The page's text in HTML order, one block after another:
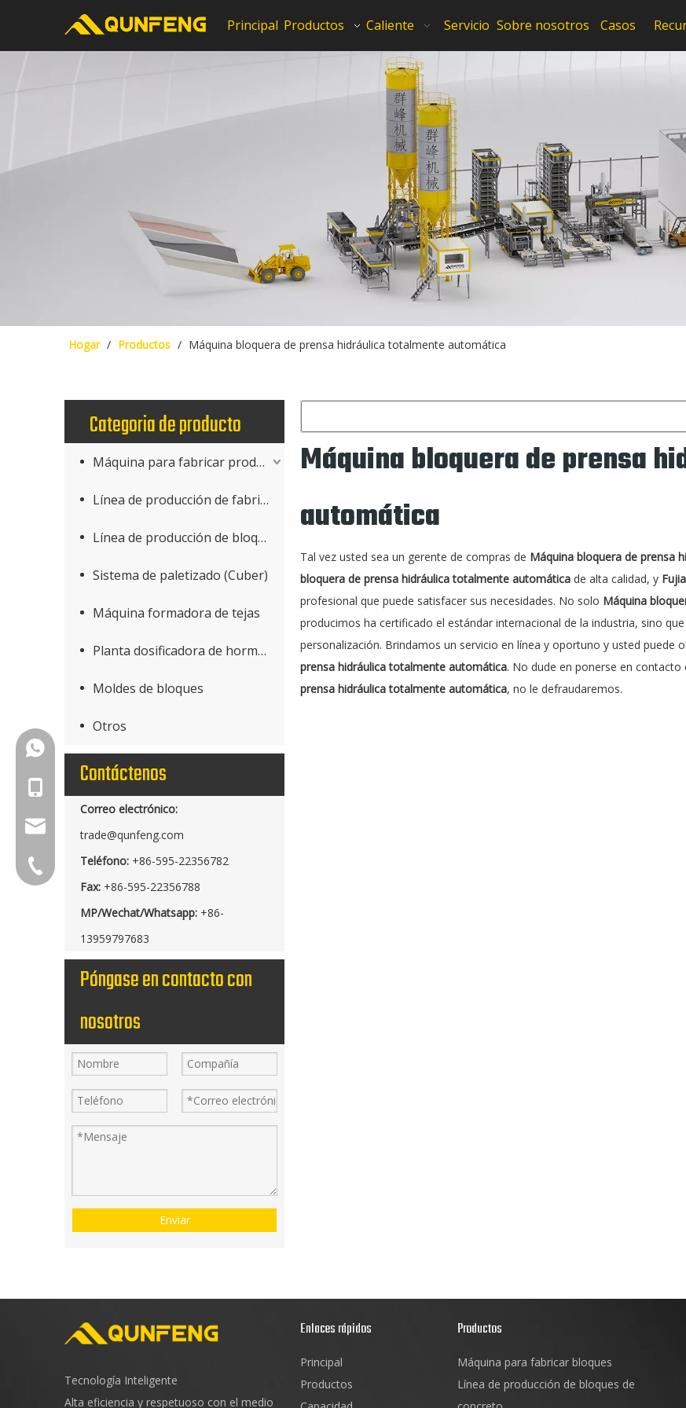
Principal Productos Caliente Servicio Sobre nosotros Casos
Hogar / Productos / Máquina bloquera de prensa hidráulica totalmente automática
Categoria de producto
Máquina para fabricar productos de hormigón
Línea de producción de fabricación de bloques
Línea de producción de bloques AAC
Sistema de paletizado (Cuber)
Máquina formadora de tejas
Planta dosificadora de hormigón
Moldes de bloques
Otros
Contáctenos
Correo electrónico:
trade@qunfeng.com
Teléfono: +86-595-22356782
Fax: +86-595-22356788
MP/Wechat/Whatsapp: +86-
13959797683
Póngase en contacto con
nosotros
Enviar
Máquina bloquera de prensa
automática
Tal vez usted sea un gerente de compras de Máquina bloquera de prensa
bloquera de prensa hidráulica totalmente automática de alta calidad, y
profesional que puede satisfacer sus necesidades. No solo Máquina
producimos ha certificado el estándar internacional de la industria, sino
personalización. Brindamos un servicio en línea y oportuno y usted puede
prensa hidráulica totalmente automática. No dude en ponerse en
prensa hidráulica totalmente automática, no le defraudaremos.
+86-595 22356789
Tecnología Inteligente
Alta eficiencia y respetuoso con el medio
Enlaces rápidos
Principal
Productos
Productos
Máquina para fabricar bloques
Línea de producción de bloques de